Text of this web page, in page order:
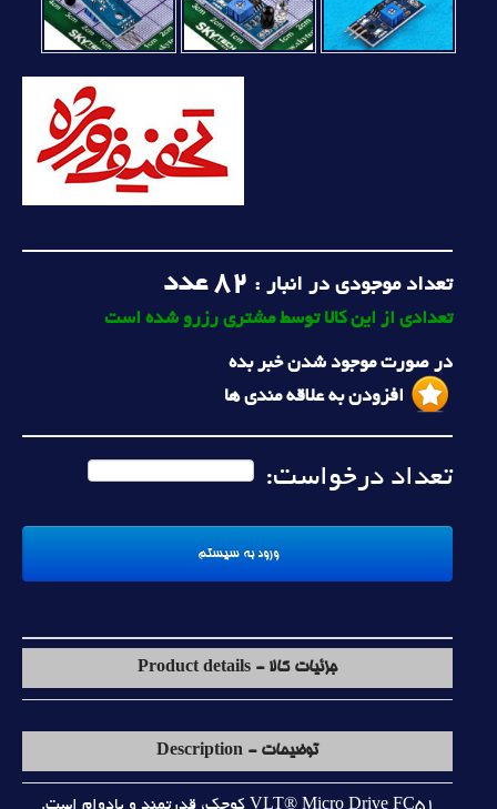
تعداد موجودی در انبار : 82 عدد
تعدادی از این کالا توسط مشتری رزرو شده است
در صورت موجود شدن خبر بده
افزودن به علاقه مندی ها
تعداد درخواست:
جزئیات کالا - Product details
توضیحات - Description